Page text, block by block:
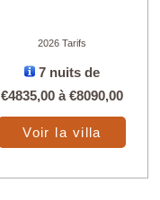
2026 Tarifs
7 nuits de
€4835,00 à€8090,00
Voir la villa